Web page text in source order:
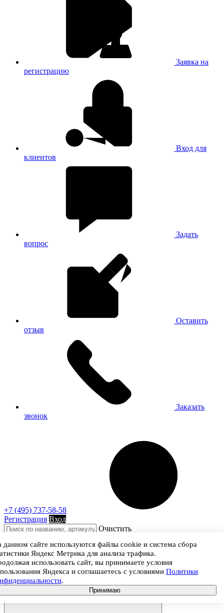
Заявка на
регистрацию
Вход для
клиентов
Задать
вопрос
Оставить
отзыв
Заказать
звонок
+7 (495) 737-58-58
Регистрация Вход
Очистить
данном сайте используются файлы cookie и система сбора
Яндекс Метрика для анализа трафика.
использовать сайт, вы принимаете условия
Яндекса и соглашаетесь с условиями Политики
.
Принимаю